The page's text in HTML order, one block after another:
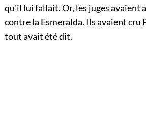
qu'il lui fallait. Or, les juges avaient
contre la Esmeralda. Ils avaient cru
tout avait été dit.